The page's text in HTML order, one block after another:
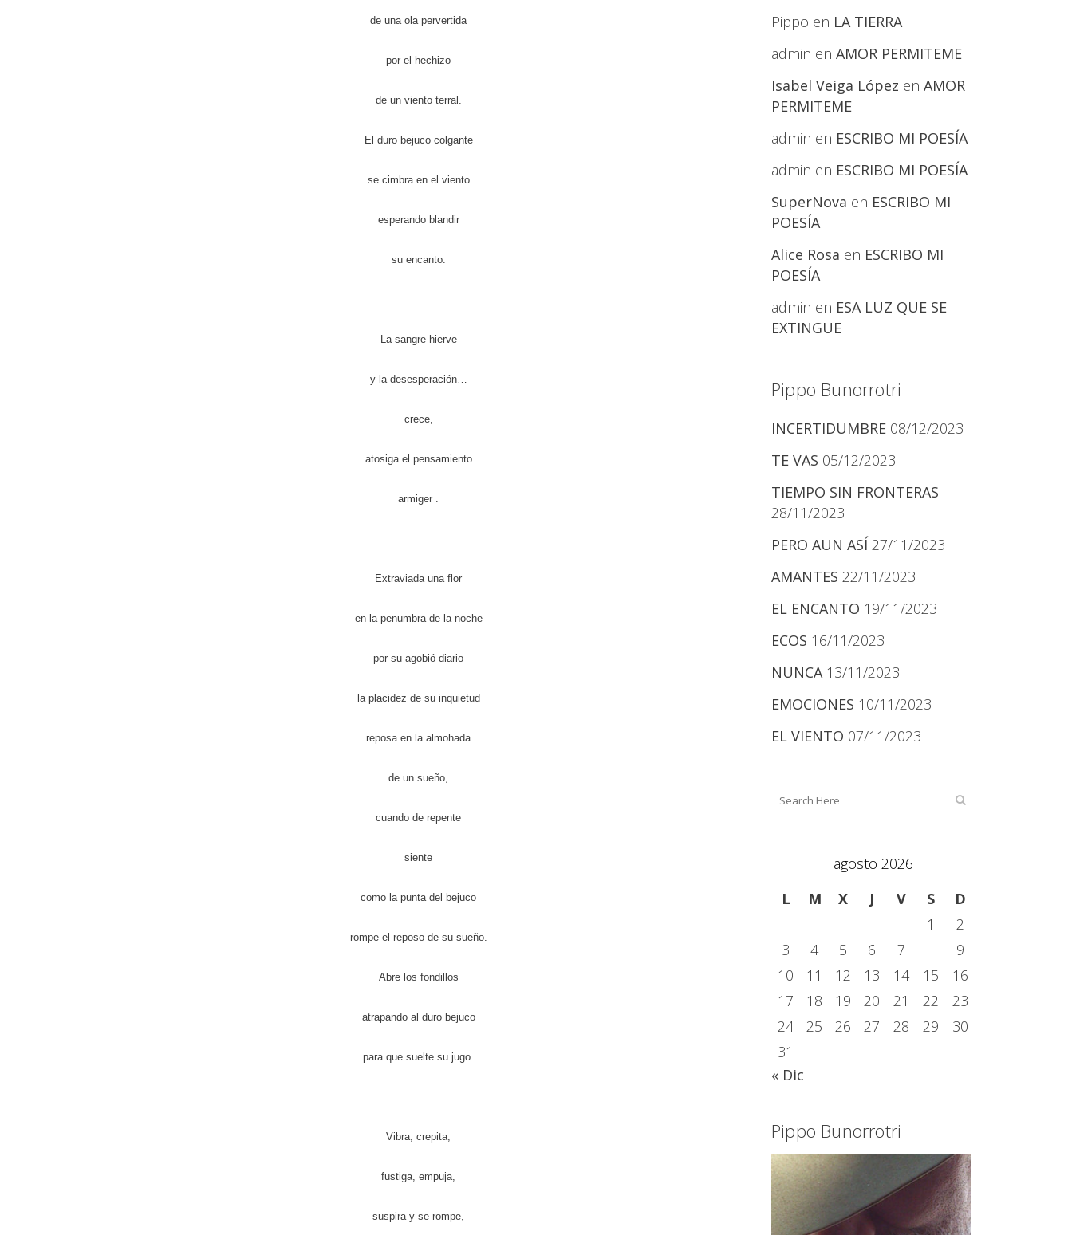
de una ola pervertida
por el hechizo
de un viento terral.
El duro bejuco colgante
se cimbra en el viento
esperando blandir
su encanto.
La sangre hierve
y la desesperación…
crece,
atosiga el pensamiento
armiger
Extraviada una flor
en la penumbra de la noche
por su agobió diario
la placidez de su inquietud
reposa en la almohada
de un sueño,
cuando de repente
siente
como la punta del bejuco
rompe el reposo de su sueño.
Abre los fondillos
atrapando al duro bejuco
para que suelte su jugo.
Vibra, crepita,
fustiga, empuja,
suspira y se rompe,
Pippo en LA TIERRA
admin en AMOR PERMITEME
Isabel Veiga López en AMOR
PERMITEME
admin en ESCRIBO MI POESÍA
admin en ESCRIBO MI POESÍA
SuperNova en ESCRIBO MI
POESÍA
Alice Rosa en ESCRIBO MI
POESÍA
admin en ESA LUZ QUE SE
EXTINGUE
Pippo Bunorrotri
INCERTIDUMBRE 08/12/2023
TE VAS 05/12/2023
TIEMPO SIN FRONTERAS
28/11/2023
PERO AUN ASÍ 27/11/2023
AMANTES 22/11/2023
EL ENCANTO 19/11/2023
ECOS 16/11/2023
NUNCA 13/11/2023
EMOCIONES 10/11/2023
EL VIENTO 07/11/2023
agosto 2026
L
M X J V S
D
1
2
3
4 5 6 7
9
10
11 12 13 14 15
16
17
18 19 20 21 22
23
24
25 26 27 28 29
30
31
« Dic
Pippo Bunorrotri